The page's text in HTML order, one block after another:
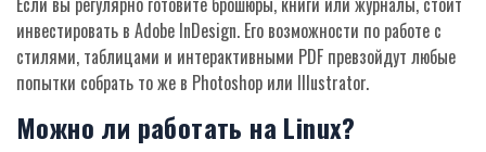
инвестировать в Adobe InDesign. Его возможности по работе с
стилями, таблицами и интерактивными PDF превзойдут любые
попытки собрать то же в Photoshop или Illustrator.
Можно ли работать на Linux?